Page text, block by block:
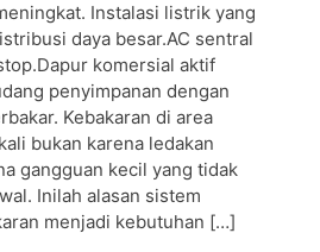
Instalasi listrik yang
daya besar.AC sentral
komersial aktif
penyimpanan dengan
Kebakaran di area
bukan karena ledakan
gangguan kecil yang tidak
Inilah alasan sistem
menjadi kebutuhan […]